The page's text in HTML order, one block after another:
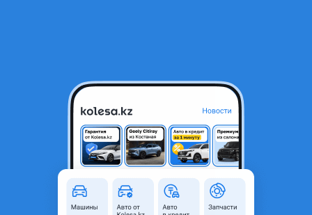
Команд Мерседес w221
Семей, Абайская область